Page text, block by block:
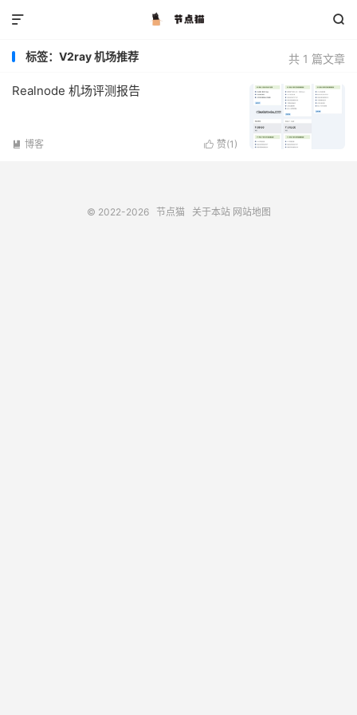


共 1 篇文章
标签：V2ray 机场推荐
Realnode 机场评测报告
 赞(1 )
 博客
© 2022-2026 节点猫 关于本站 网站地图